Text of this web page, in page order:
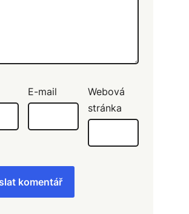
E-mail
Webová
stránka